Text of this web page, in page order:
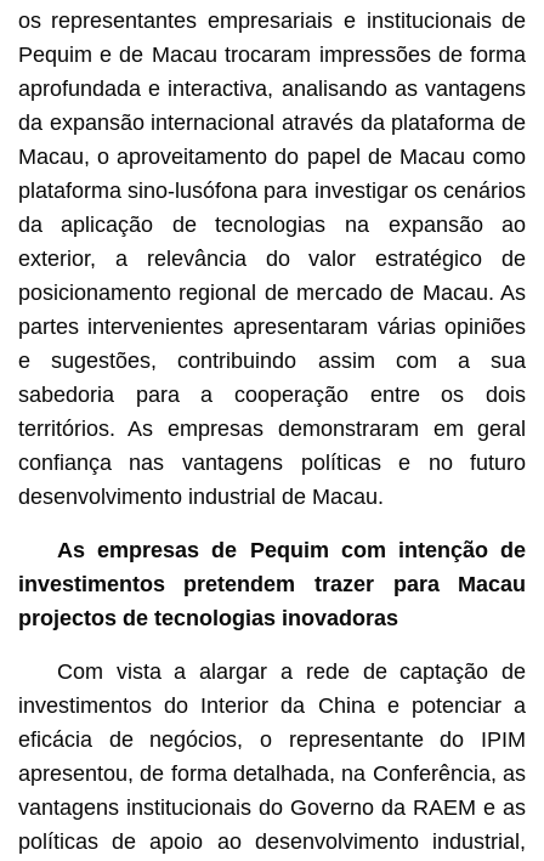
os representantes empresariais e institucionais de
Pequim e de Macau trocaram impressões de forma
aprofundada e interactiva, analisando as vantagens
da expansão internacional através da plataforma de
Macau, o aproveitamento do papel de Macau como
plataforma sino-lusófona para investigar os cenários
da aplicação de tecnologias na expansão ao
exterior, a relevância do valor estratégico de
posicionamento regional de mercado de Macau. As
partes intervenientes apresentaram várias opiniões
e sugestões, contribuindo assim com a sua
sabedoria para a cooperação entre os dois
territórios. As empresas demonstraram em geral
confiança nas vantagens políticas e no futuro
desenvolvimento industrial de Macau.
As empresas de Pequim com intenção de
investimentos pretendem trazer para Macau
projectos de tecnologias inovadoras
Com vista a alargar a rede de captação de
investimentos do Interior da China e potenciar a
eficácia de negócios, o representante do IPIM
apresentou, de forma detalhada, na Conferência, as
vantagens institucionais do Governo da RAEM e as
políticas de apoio ao desenvolvimento industrial,